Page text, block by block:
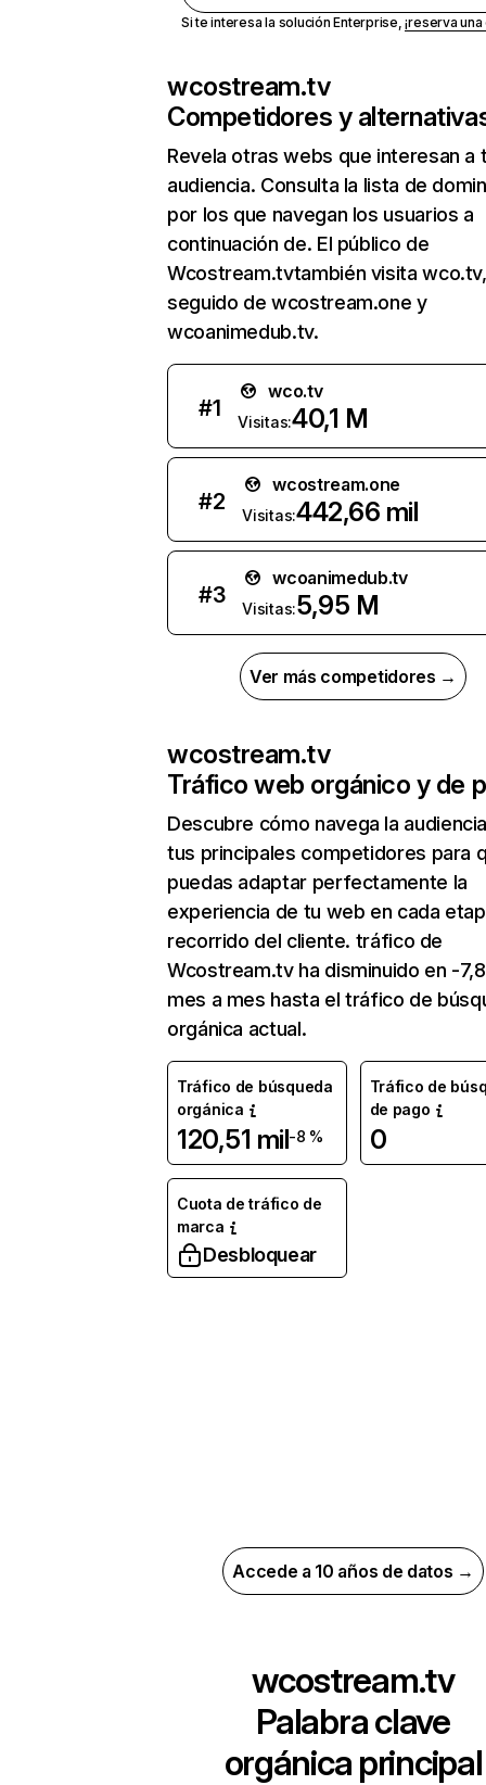
Si te interesa la solución Enterprise,¡reserva
wcostream.tv
Competidores y
Revela otras webs que interesan a
audiencia. Consulta la lista de
por los que navegan los usuarios a
continuación de. El público de
Wcostream.tvtambién visita wco.tv,
seguido de wcostream.one y
wcoanimedub.tv.
#1
wco.tv
Visitas:40,1 M
#2
wcostream.one
Visitas:442,66 mil
#3
wcoanimedub.tv
Visitas:5,95 M
Ver más competidores →
wcostream.tv
Tráfico web orgánico y de
Descubre cómo navega la
tus principales competidores para
puedas adaptar perfectamente la
experiencia de tu web en cada
recorrido del cliente. tráfico de
Wcostream.tv ha disminuido en -
mes a mes hasta el tráfico de
orgánica actual.
Tráfico de búsqueda
orgánica
120,51 mil-8 %
Tráfico de
de pago
0
Cuota de tráfico de
marca
Desbloquear
Accede a 10 años de datos →
wcostream.tv
Palabra clave
orgánica principal